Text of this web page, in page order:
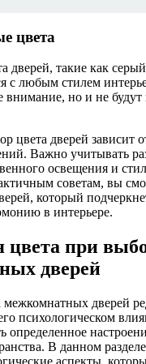
цвета
дверей, такие как
с любым стилем
внимание, но и не
цвета дверей зависит
Важно учитывать
освещения и
советам, вы
который
в интерьере.
цвета при
дверей
дверей
психологическом
определенное
В данном